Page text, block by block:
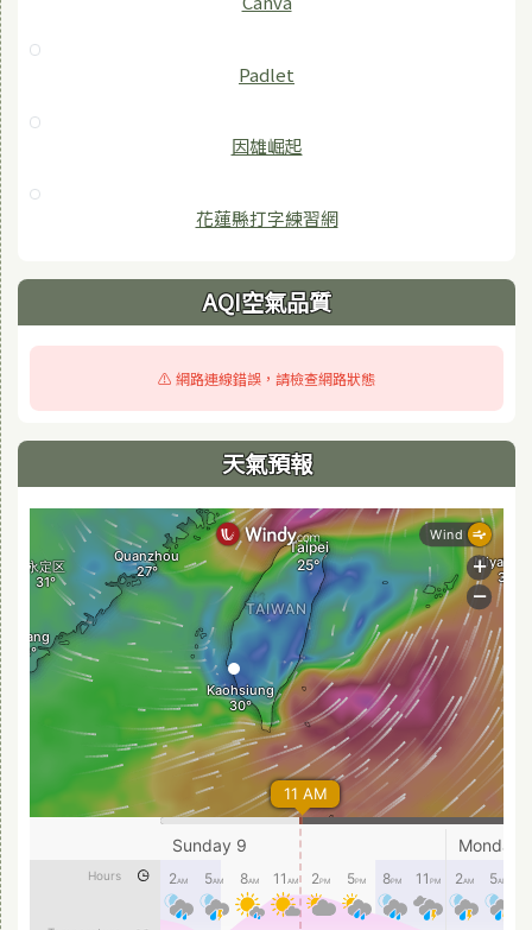
Padlet
因雄崛起
花蓮縣打字練習網
AQI空氣品質
⚠️ 網路連線錯誤，請檢查網路狀態
天氣預報